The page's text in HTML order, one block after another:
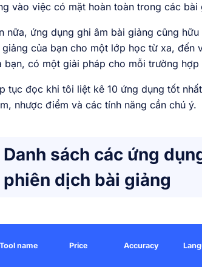
vào việc có mặt hoàn toàn trong các bài
nữa, ứng dụng ghi âm bài giảng cũng
giảng của bạn cho một lớp học từ xa, đến
bạn, có một giải pháp cho mỗi trường hợp
tục đọc khi tôi liệt kê 10 ứng dụng tốt
nhược điểm và các tính năng cần chú ý.
Danh sách các ứng
phiên dịch bài giảng
Tool name Price Accuracy